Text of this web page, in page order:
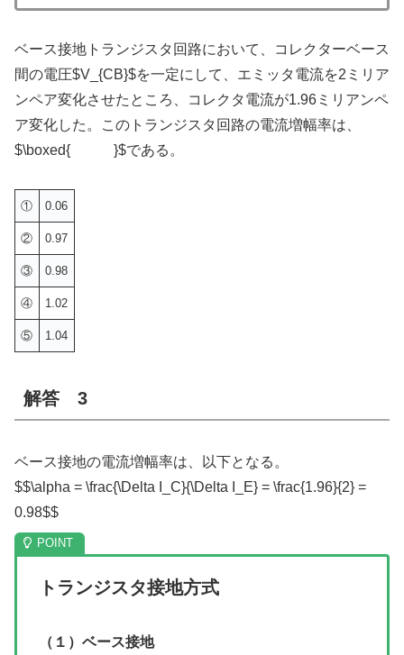
ベース接地トランジスタ回路において、コレクターベース
間の電圧$V_{CB}$を一定にして、エミッタ電流を2ミリア
ンペア変化させたところ、コレクタ電流が1.96ミリアンペ
ア変化した。このトランジスタ回路の電流増幅率は、
$\boxed{ }$である。
① 0.06
② 0.97
③ 0.98
④ 1.02
⑤ 1.04
解答 3
ベース接地の電流増幅率は、以下となる。
$$\alpha = \frac{\Delta I_C}{\Delta I_E} = \frac{1.96}{2} =
0.98$$
トランジスタ接地方式
（１）ベース接地